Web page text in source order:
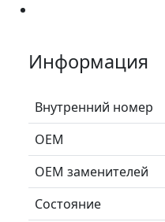
Информация
Внутренний номер
ОЕМ
ОЕМ заменителей
Состояние